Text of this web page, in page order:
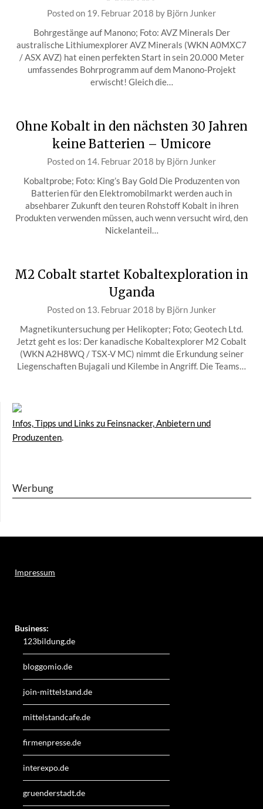
Posted on 19. Februar 2018 by Björn Junker
Bohrgestänge auf Manono; Foto: AVZ Minerals Der
australische Lithiumexplorer AVZ Minerals (WKN A0MXC7
/ ASX AVZ) hat einen perfekten Start in sein 20.000 Meter
umfassendes Bohrprogramm auf dem Manono-Projekt
erwischt! Gleich die…
Ohne Kobalt in den nächsten 30 Jahren
keine Batterien – Umicore
Posted on 14. Februar 2018 by Björn Junker
Kobaltprobe; Foto: King’s Bay Gold Die Produzenten von
Batterien für den Elektromobilmarkt werden auch in
absehbarer Zukunft den teuren Rohstoff Kobalt in ihren
Produkten verwenden müssen, auch wenn versucht wird, den
Nickelanteil…
M2 Cobalt startet Kobaltexploration in
Uganda
Posted on 13. Februar 2018 by Björn Junker
Magnetikuntersuchung per Helikopter; Foto; Geotech Ltd.
Jetzt geht es los: Der kanadische Kobaltexplorer M2 Cobalt
(WKN A2H8WQ / TSX-V MC) nimmt die Erkundung seiner
Liegenschaften Bujagali und Kilembe in Angriff. Die Teams…
Infos, Tipps und Links zu Feinsnacker, Anbietern und
Produzenten.
Werbung
Impressum
Business:
123bildung.de
bloggomio.de
join-mittelstand.de
mittelstandcafe.de
firmenpresse.de
interexpo.de
gruenderstadt.de